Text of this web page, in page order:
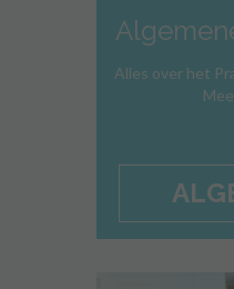
Alles over het